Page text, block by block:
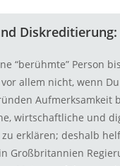
Diskreditierung:
“berühmte” Person
allem nicht, wenn
Aufmerksamkeit
wirtschaftliche und
erklären; deshalb
Großbritannien